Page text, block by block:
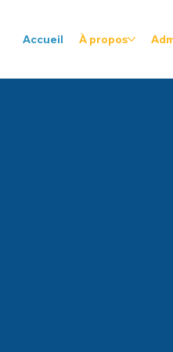
Accueil À propos